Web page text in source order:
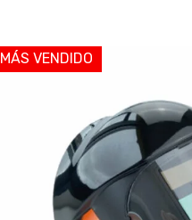
MÁS VENDIDO